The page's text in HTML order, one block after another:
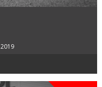
2019